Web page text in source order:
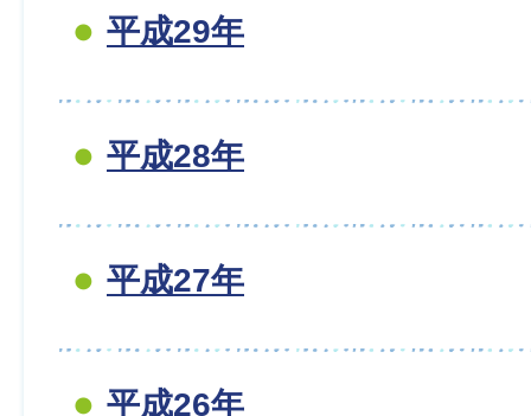
平成29年
平成28年
平成27年
平成26年